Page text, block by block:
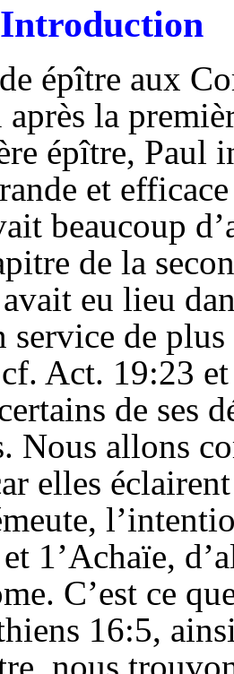
Introduction
épître aux
après la
épître, Paul
et
beaucoup
de la
eu lieu
de plus
Act. 19:23
de ses
Nous allons
elles
1’Achaïe,
C’est ce
16:5,